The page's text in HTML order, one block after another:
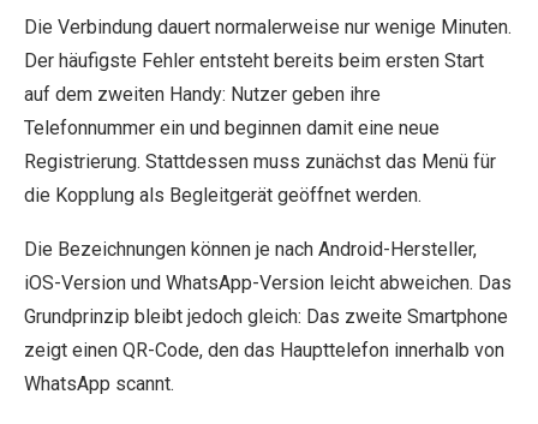
Die Verbindung dauert normalerweise nur wenige Minuten.
Der häufigste Fehler entsteht bereits beim ersten Start
auf dem zweiten Handy: Nutzer geben ihre
Telefonnummer ein und beginnen damit eine neue
Registrierung. Stattdessen muss zunächst das Menü für
die Kopplung als Begleitgerät geöffnet werden.
Die Bezeichnungen können je nach Android-Hersteller,
iOS-Version und WhatsApp-Version leicht abweichen. Das
Grundprinzip bleibt jedoch gleich: Das zweite Smartphone
zeigt einen QR-Code, den das Haupttelefon innerhalb von
WhatsApp scannt.